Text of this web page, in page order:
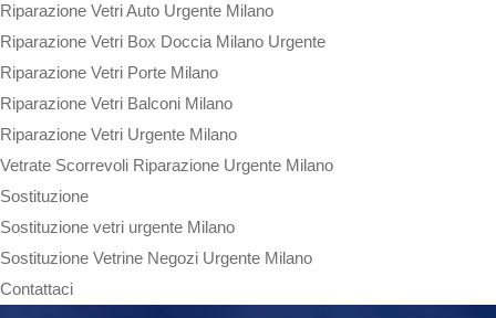
Riparazione Vetri Auto Urgente Milano
Riparazione Vetri Box Doccia Milano Urgente
Riparazione Vetri Porte Milano
Riparazione Vetri Balconi Milano
Riparazione Vetri Urgente Milano
Vetrate Scorrevoli Riparazione Urgente Milano
Sostituzione
Sostituzione vetri urgente Milano
Sostituzione Vetrine Negozi Urgente Milano
Contattaci